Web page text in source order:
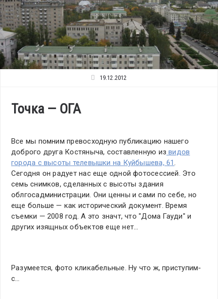
19.12.2012
Точка — ОГА
Все мы помним превосходную публикацию нашего
доброго друга Костяныча, составленную из видов
города с высоты телевышки на Куйбышева, 61.
Сегодня он радует нас еще одной фотосессией. Это
семь снимков, сделанных с высоты здания
облгосадминистрации. Они ценны и сами по себе, но
еще больше — как исторический документ. Время
съемки — 2008 год. А это значт, что "Дома Гауди" и
других изящных объектов еще нет…
Разумеется, фото кликабельные. Ну что ж, приступим-
с…